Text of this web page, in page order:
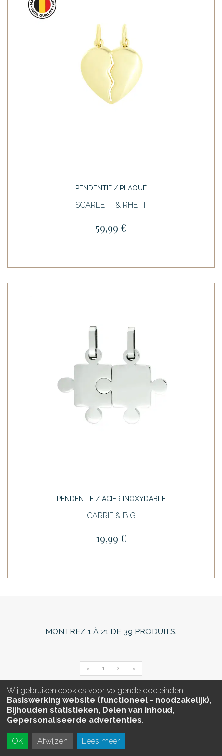
PENDENTIF / PLAQUÉ
SCARLETT & RHETT
59,99 €
PENDENTIF / ACIER INOXYDABLE
CARRIE & BIG
19,99 €
MONTREZ 1 À 21 DE 39 PRODUITS.
« 1 2 »
Wij gebruiken cookies voor volgende doeleinden:
Basiswerking website (functioneel - noodzakelijk),
Bijhouden statistieken, Delen van inhoud,
Gepersonaliseerde advertenties.
OK Afwijzen Lees meer